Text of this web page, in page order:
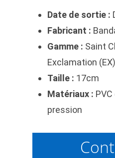
Date de sortie :
Fabricant :
Gamme : Saint
Exclamation (EX)
Taille : 17cm
Matériaux :
pression